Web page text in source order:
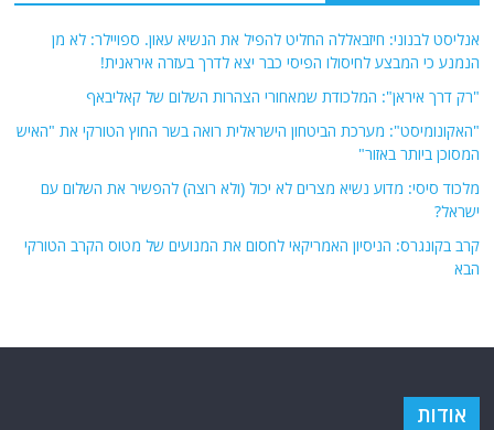
אנליסט לבנוני: חיזבאללה החליט להפיל את הנשיא עאון. ספויילר: לא מן
הנמנע כי המבצע לחיסולו הפיסי כבר יצא לדרך בעזרה איראנית!
"רק דרך איראן": המלכודת שמאחורי הצהרות השלום של קאליבאף
"האקונומיסט": מערכת הביטחון הישראלית רואה בשר החוץ הטורקי את "האיש
המסוכן ביותר באזור"
מלכוד סיסי: מדוע נשיא מצרים לא יכול (ולא רוצה) להפשיר את השלום עם
ישראל?
קרב בקונגרס: הניסיון האמריקאי לחסום את המנועים של מטוס הקרב הטורקי
הבא
אודות